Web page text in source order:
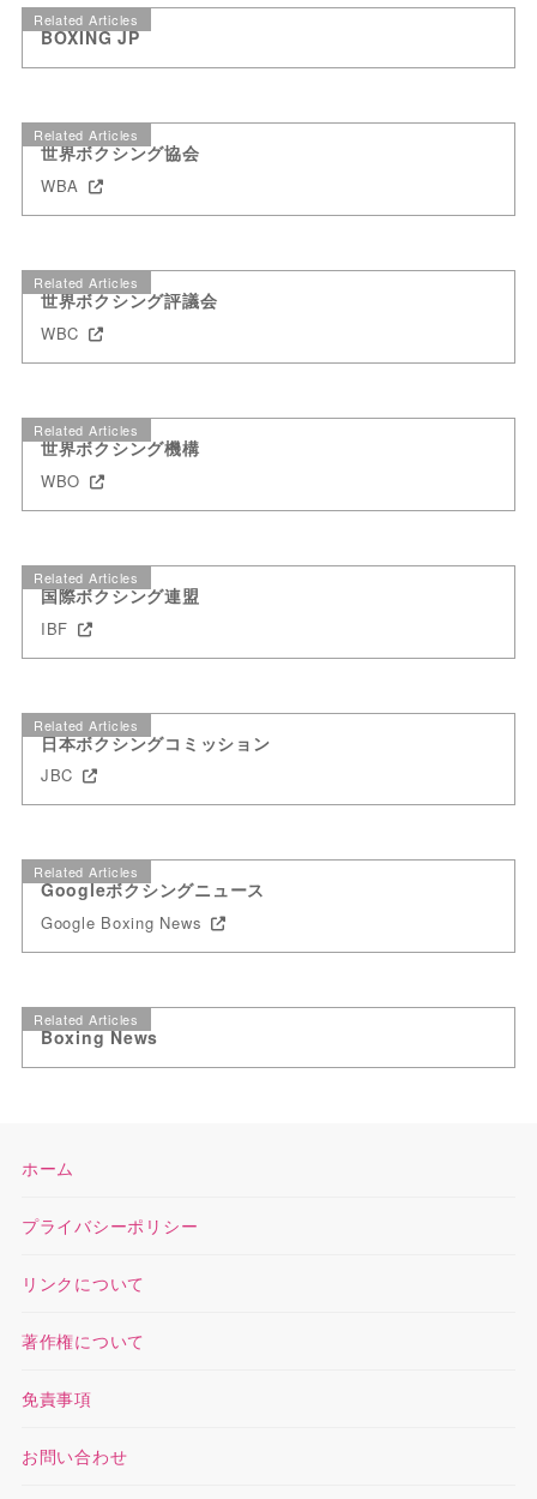
Related Articles
BOXING JP
Related Articles
世界ボクシング協会
WBA
Related Articles
世界ボクシング評議会
WBC
Related Articles
世界ボクシング機構
WBO
Related Articles
国際ボクシング連盟
IBF
Related Articles
日本ボクシングコミッション
JBC
Related Articles
Googleボクシングニュース
Google Boxing News
Related Articles
Boxing News
ホーム
プライバシーポリシー
リンクについて
著作権について
免責事項
お問い合わせ